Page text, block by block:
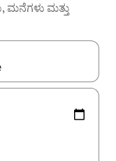
ಮನೆಗಳು ಮತ್ತು
ಕೀಲಿಗಳೊಂದಿಗೆ